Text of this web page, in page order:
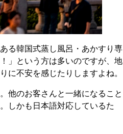
る韓国式蒸し風呂・あかすり専
」という方は多いのですが、地
に不安を感じたりしますよね。
他のお客さんと一緒になること
しかも日本語対応しているた